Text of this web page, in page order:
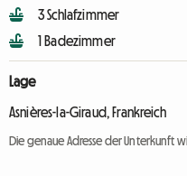
3 Schlafzimmer
1 Badezimmer
Lage
Asnières-la-Giraud, Frankreich
Die genaue Adresse der Unterkunft